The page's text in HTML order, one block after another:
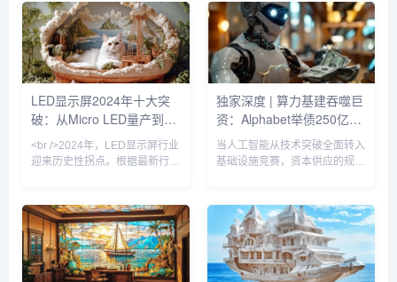
关键节点，而苹果手表率先采用
Micro LED面板的消息更让整个
产业链沸腾。据《华尔街日报》
获得的供应链数据，Micro LED
芯片成本在过去12个月中下降
了42%，远超行业年初预测的
25%。这意味着，曾经被视为
“天价”的Micro LED电视，零售
星、苹果、京东方等头部厂商的
Micro LED生产线已实现小批量
出货。与传统的LCD和OLED相
比，Micro LED在亮度、响应速
度和功耗方面具有压倒性优势，
尤其是在户外强光环境下，其亮
度可达20000nit以上，且寿命超
过100000小时。业内分析师指
LED显示屏2024年十大突
破：从Micro LED量产到AI
驱动数字户外广告的革命性
蜕变
<br />2024年，LED显示屏行业
迎来历史性拐点。根据最新行业
前下降60%，三星、苹果、京东
方等巨头纷纷加速布局。此前被
诟病为“实验室技术”的Micro
LED，如今已出现在高端商用显
示、车载AR-HUD乃至可穿戴设
独家深度 | 算力基建吞噬巨
资：Alphabet举债250亿，
软银质押OpenAI股权撬动
百亿贷款
当人工智能从技术突破全面转入
基础设施竞赛，资本供应的规模
响力的科技投资主体——
Alphabet Inc. 与软银集团——
相继披露了规模空前的债务融资
方案，清晰勾勒出这场AI军备竞
赛已迈入高杠杆、长周期、重资